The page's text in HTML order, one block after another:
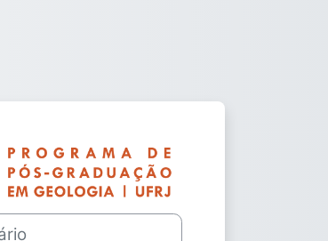
Acesso a Moodle Geologia